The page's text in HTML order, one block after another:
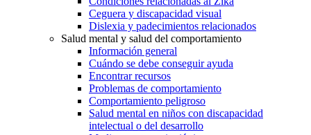
Ceguera y discapacidad visual
Dislexia y padecimientos relacionados
Salud mental y salud del comportamiento
Información general
Cuándo se debe conseguir ayuda
Encontrar recursos
Problemas de comportamiento
Comportamiento peligroso
Salud mental en niños con discapacidad
intelectual o del desarrollo